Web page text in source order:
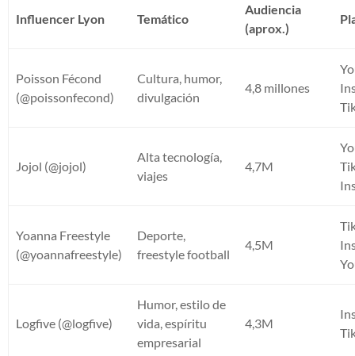
Influencer Lyon Temático
Audiencia
(aprox.)
Poisson Fécond
(@poissonfecond)
Cultura, humor,
divulgación
4,8 millones
Jojol (@jojol)
Alta tecnología,
viajes
4,7M
Yoanna Freestyle
(@yoannafreestyle)
Deporte,
freestyle football
4,5M
Logfive (@logfive)
Humor, estilo de
vida, espíritu
empresarial
4,3M